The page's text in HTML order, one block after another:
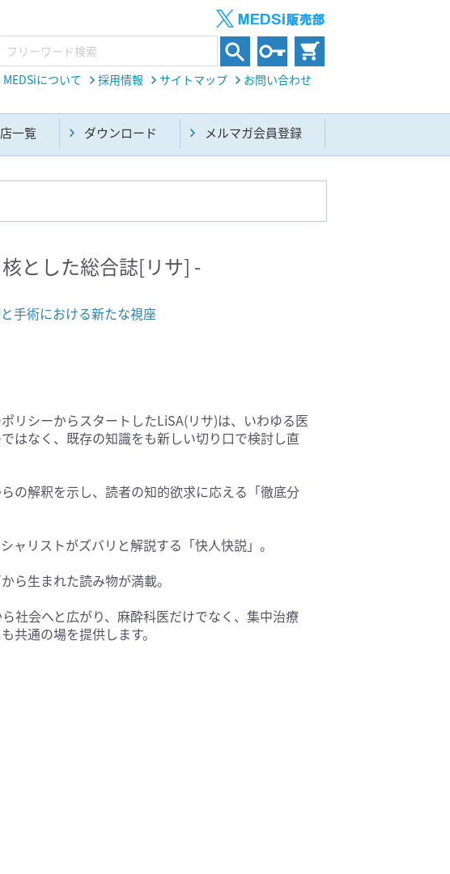
MEDSiについて 採用情報 サイトマップ お問い合わせ
一覧 ダウンロード メルマガ会員登録
とした総合誌[リサ] -
手術における新たな視座
リシーからスタートしたLiSA(リサ)は、いわゆる医
はなく、既存の知識をも新しい切り口で検討し直
の解釈を示し、読者の知的欲求に応える「徹底分
ャリストがズバリと解説する「快人快説」。
ら生まれた読み物が満載。
社会へと広がり、麻酔科医だけでなく、集中治療
共通の場を提供します。